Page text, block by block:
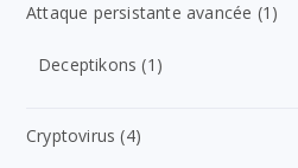
Attaque persistante avancée (1)
Deceptikons (1)
Cryptovirus (4)